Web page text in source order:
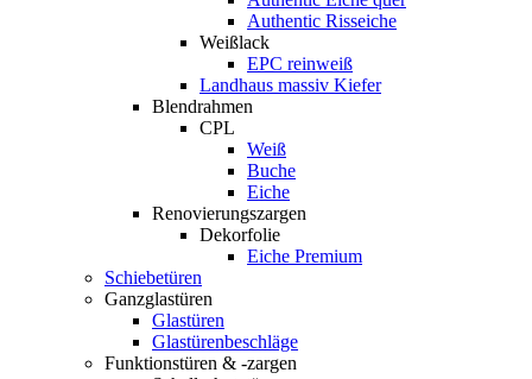
Authentic Risseiche
Weißlack
EPC reinweiß
Landhaus massiv Kiefer
Blendrahmen
CPL
Weiß
Buche
Eiche
Renovierungszargen
Dekorfolie
Eiche Premium
Schiebetüren
Ganzglastüren
Glastüren
Glastürenbeschläge
Funktionstüren & -zargen